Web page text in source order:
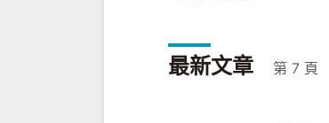
最新文章 第 7 頁